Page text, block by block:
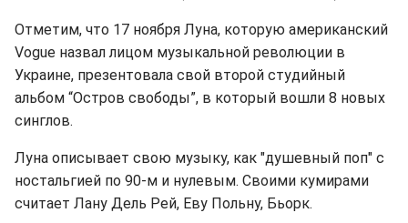
Отметим, что 17 ноября Луна, которую американский
Vogue назвал лицом музыкальной революции в
Украине, презентовала свой второй студийный
альбом “Остров свободы”, в который вошли 8 новых
синглов.
Луна описывает свою музыку, как "душевный поп" с
ностальгией по 90-м и нулевым. Своими кумирами
считает Лану Дель Рей, Еву Польну, Бьорк.